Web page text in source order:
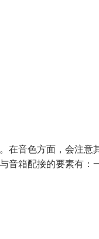
在音色方面，会注
音箱配接的要素有